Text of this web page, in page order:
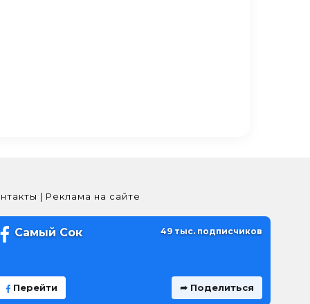
| Реклама на сайте
Самый Сок 49 тыс. подписчиков
Перейти ➦ Поделиться